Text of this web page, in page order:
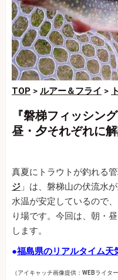
TOP > ルアー＆フライ >
『磐梯フィッシン
昼・夕それぞれに解
真夏にトラウトが釣れる
ジ 」は、磐梯山の伏流水
水温が安定しているので
り場です。今回は、朝・
します。
●福島県のリアルタイム天
（アイキャッチ画像提供：WEBライタ